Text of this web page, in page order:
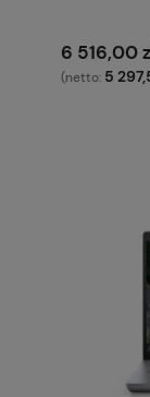
6 516,00
(netto: 5